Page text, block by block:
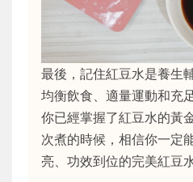
最後，記住紅豆水是養生
均衡飲食、適量運動和充
你已經掌握了紅豆水的黃
次煮的時候，相信你一定
亮、功效到位的完美紅豆水